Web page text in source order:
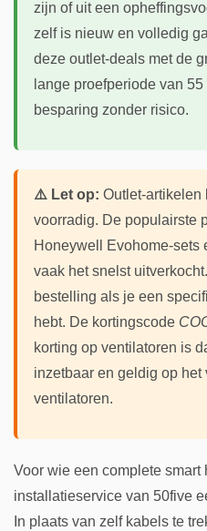
zijn of uit een
zelf is nieuw en volledig
deze outlet-deals met de
lange proefperiode van
besparing zonder risico.
⚠️ Let op: Outlet-artikelen
voorradig. De populairste
Honeywell Evohome-sets
vaak het snelst
bestelling als je een
hebt. De kortingscode
korting op ventilatoren is
inzetbaar en geldig op
ventilatoren.
Voor wie een complete
installatieservice van 50five
In plaats van zelf kabels te